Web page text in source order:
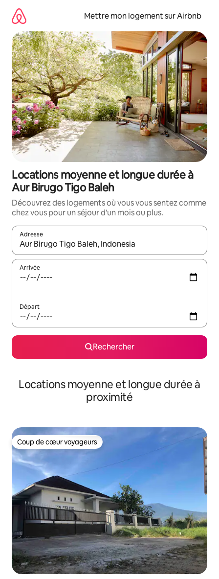
directement
contenu
Mettre mon logement sur Airbnb
Locations moyenne et longue durée à
Aur Birugo Tigo Baleh
Découvrez des logements où vous vous sentez comme
chez vous pour un séjour d'un mois ou plus.
Adresse
Lorsque les résultats s'affichent, utilisez les flèches vers le
Arrivée
Départ
Rechercher
Locations moyenne et longue durée à
proximité
Coup de cœur voyageurs
Coup de cœur voyageurs